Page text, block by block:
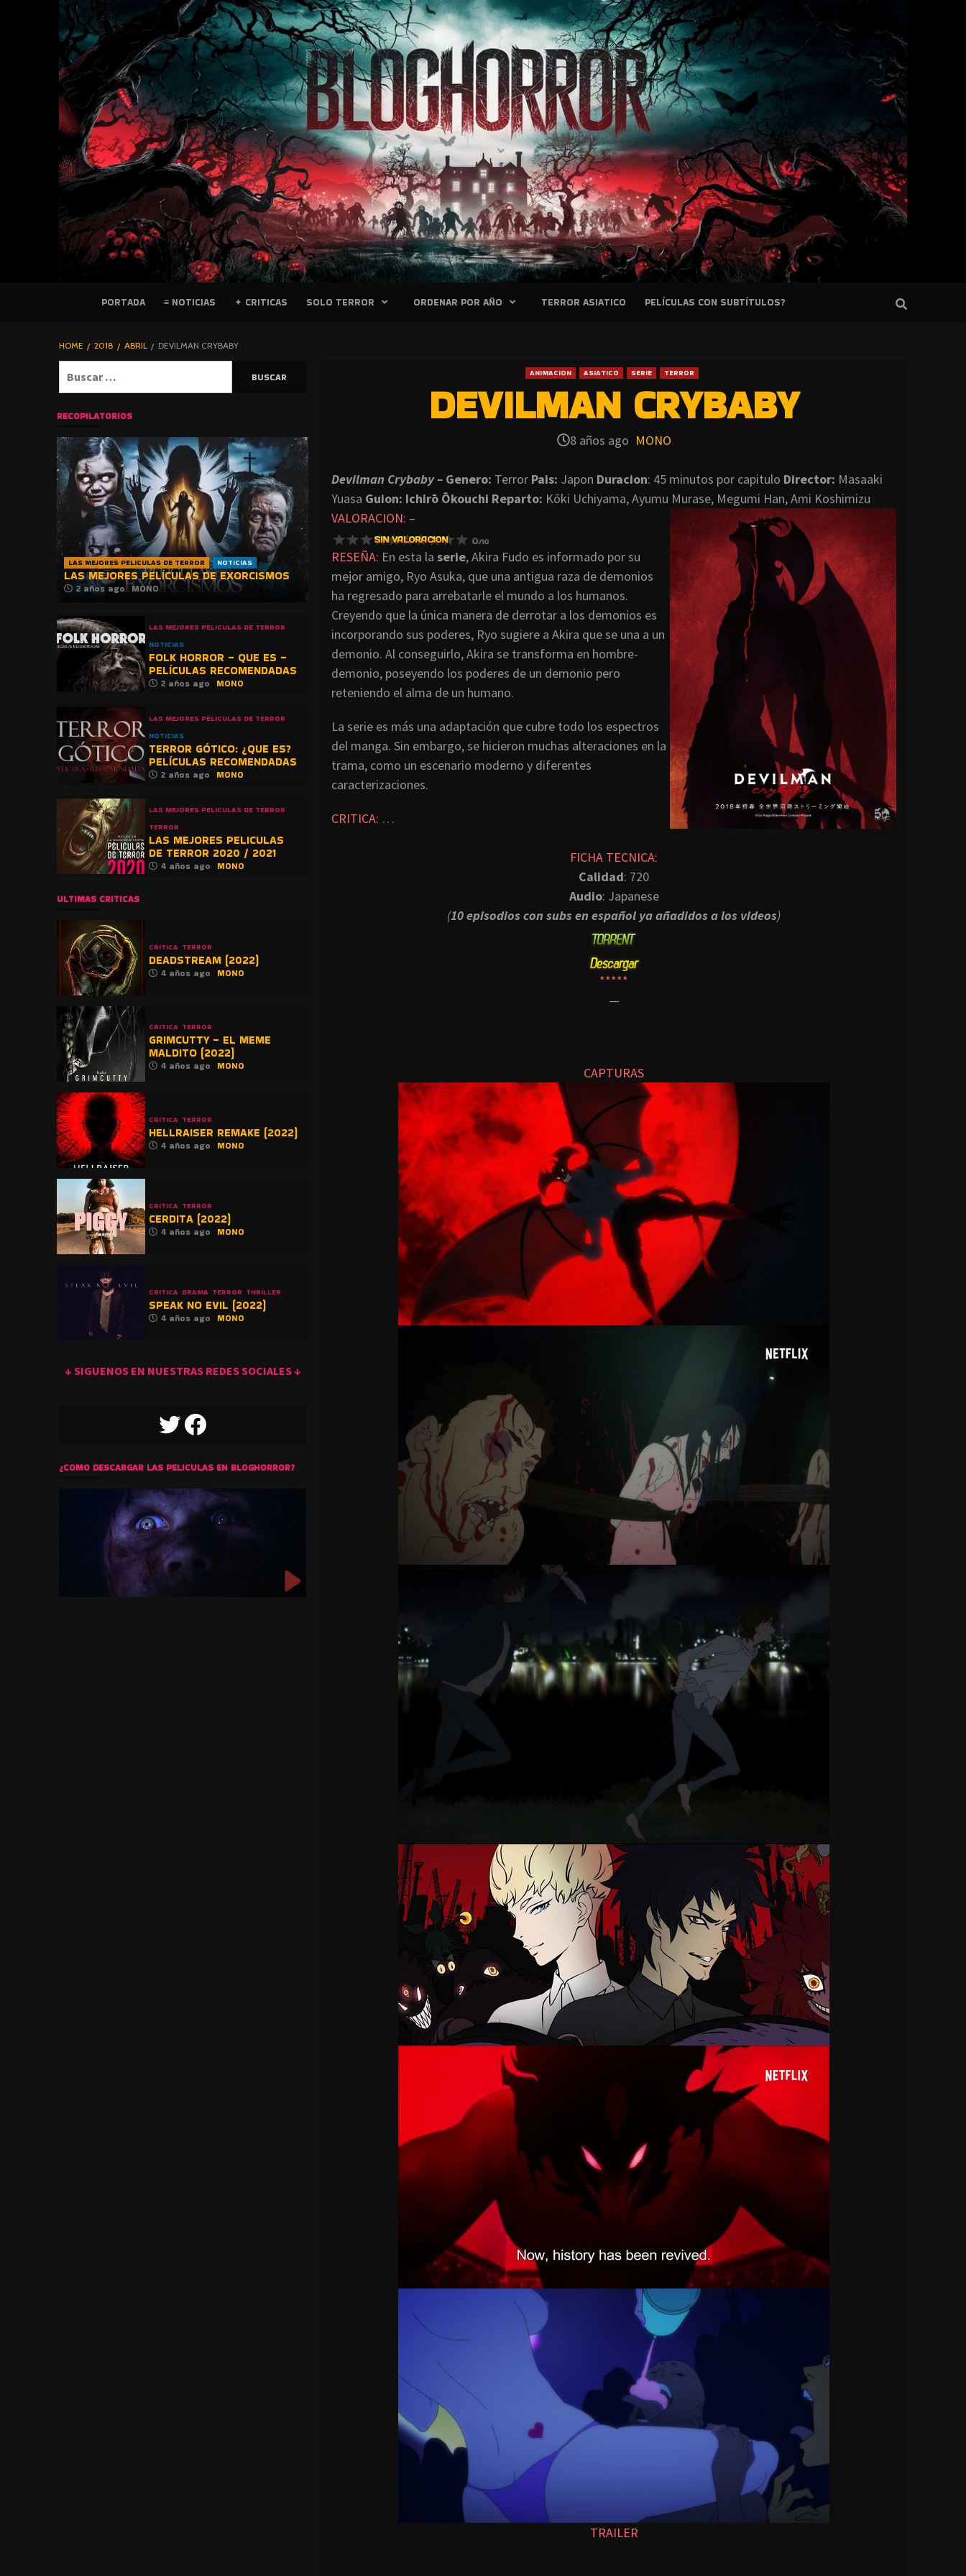
PELICULAS
BLOGHORROR
⋆
PORTADA ≡ NOTICIAS ✦ CRITICAS SOLO TERROR ORDENAR POR AÑO TERROR ASIATICO PELÍCULAS CON SUBTÍTULOS?
HOME 2018 ABRIL DEVILMAN CRYBABY
ANIMACION ASIATICO SERIE TERROR
DEVILMAN CRYBABY
8 años ago MONO
Devilman Crybaby – Genero: Terror Pais: Japon Duracion: 45 minutos por capitulo Director: Masaaki
Yuasa Guion: Ichirō Ōkouchi Reparto: Kōki Uchiyama, Ayumu Murase, Megumi Han, Ami Koshimizu
VALORACION: –
RESEÑA: En esta la serie, Akira Fudo es informado por su
mejor amigo, Ryo Asuka, que una antigua raza de demonios
ha regresado para arrebatarle el mundo a los humanos.
Creyendo que la única manera de derrotar a los demonios es
incorporando sus poderes, Ryo sugiere a Akira que se una a un
demonio. Al conseguirlo, Akira se transforma en hombre-
demonio, poseyendo los poderes de un demonio pero
reteniendo el alma de un humano.
La serie es más una adaptación que cubre todo los espectros
del manga. Sin embargo, se hicieron muchas alteraciones en la
trama, como un escenario moderno y diferentes
caracterizaciones.
CRITICA: …
FICHA TECNICA:
Calidad: 720
Audio: Japanese
(10 episodios con subs en español ya añadidos a los videos)
*****
—
CAPTURAS
TRAILER
RECOPILATORIOS
LAS MEJORES PELICULAS DE TERROR NOTICIAS
LAS MEJORES PELÍCULAS DE EXORCISMOS
2 años ago MONO
LAS MEJORES PELICULAS DE TERROR
NOTICIAS
FOLK HORROR – QUE ES –
PELÍCULAS RECOMENDADAS
2 años ago MONO
LAS MEJORES PELICULAS DE TERROR
NOTICIAS
TERROR GÓTICO: ¿QUE ES?
PELÍCULAS RECOMENDADAS
2 años ago MONO
LAS MEJORES PELICULAS DE TERROR
TERROR
LAS MEJORES PELICULAS
DE TERROR 2020 / 2021
4 años ago MONO
ULTIMAS CRITICAS
CRITICA TERROR
DEADSTREAM (2022)
4 años ago MONO
CRITICA TERROR
GRIMCUTTY – EL MEME
MALDITO (2022)
4 años ago MONO
CRITICA TERROR
HELLRAISER REMAKE (2022)
4 años ago MONO
CRITICA TERROR
CERDITA (2022)
4 años ago MONO
CRITICA DRAMA TERROR THRILLER
SPEAK NO EVIL (2022)
4 años ago MONO
↓ SIGUENOS EN NUESTRAS REDES SOCIALES ↓
TWITTERFACEBOOK
¿COMO DESCARGAR LAS PELICULAS EN BLOGHORROR?